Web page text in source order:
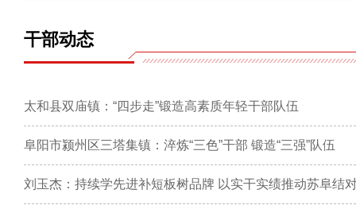
干部动态
太和县双庙镇：“四步走”锻造高素质年轻干部队伍
阜阳市颍州区三塔集镇：淬炼“三色”干部 锻造“三强”队伍
刘玉杰：持续学先进补短板树品牌 以实干实绩推动苏阜结